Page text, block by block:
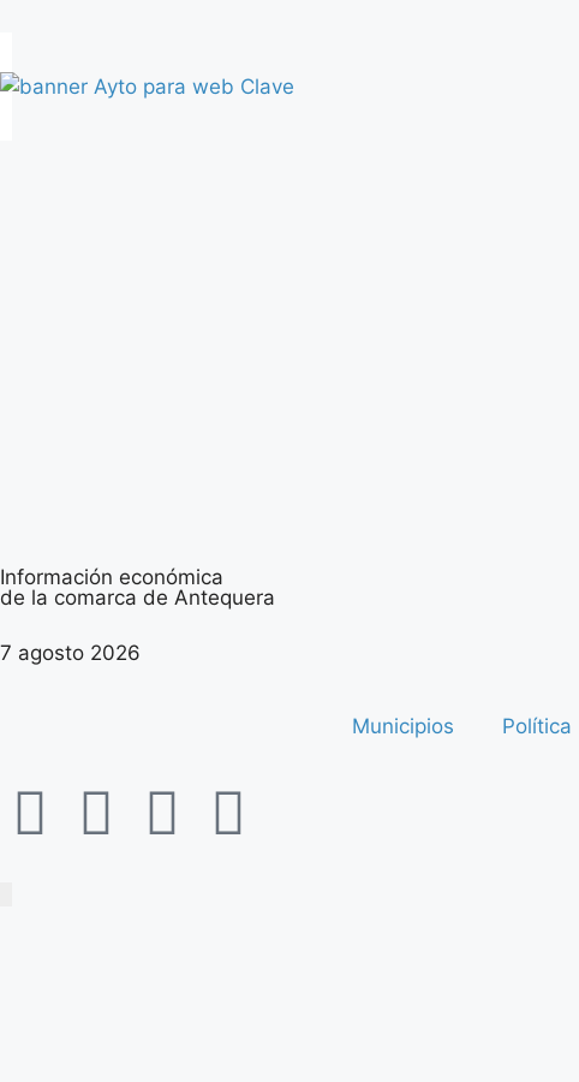
Información económica
de la comarca de Antequera
7 agosto 2026
Municipios Política